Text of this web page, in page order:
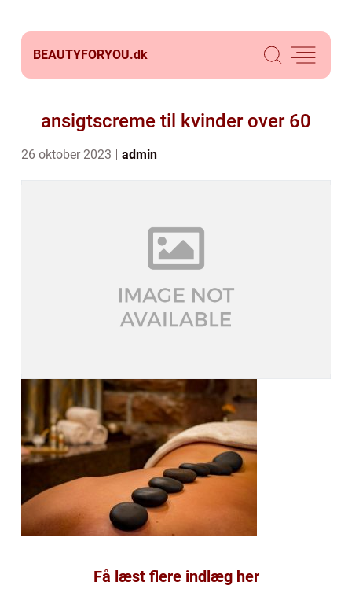
BEAUTYFORYOU.dk
ansigtscreme til kvinder over 60
26 oktober 2023 admin
Få læst flere indlæg her